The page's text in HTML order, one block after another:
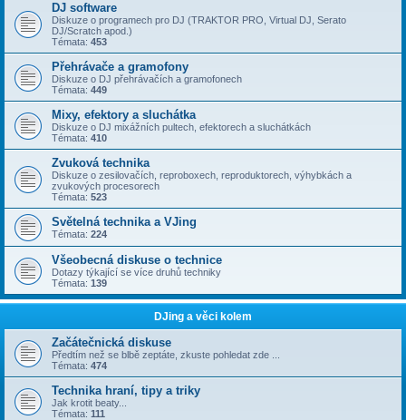
DJ software
Diskuze o programech pro DJ (TRAKTOR PRO, Virtual DJ, Serato
DJ/Scratch apod.)
Témata: 453
Přehrávače a gramofony
Diskuze o DJ přehrávačích a gramofonech
Témata: 449
Mixy, efektory a sluchátka
Diskuze o DJ mixážních pultech, efektorech a sluchátkách
Témata: 410
Zvuková technika
Diskuze o zesilovačích, reproboxech, reproduktorech, výhybkách a
zvukových procesorech
Témata: 523
Světelná technika a VJing
Témata: 224
Všeobecná diskuse o technice
Dotazy týkající se více druhů techniky
Témata: 139
DJing a věci kolem
Začátečnická diskuse
Předtím než se blbě zeptáte, zkuste pohledat zde ...
Témata: 474
Technika hraní, tipy a triky
Jak krotit beaty...
Témata: 111